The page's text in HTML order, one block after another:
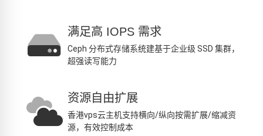
满足高 IOPS 需求
Ceph 分布式存储系统建基于企业级 SSD 集群，
超强读写能力
资源自由扩展
香港vps云主机支持横向/纵向按需扩展/缩减资
源，有效控制成本